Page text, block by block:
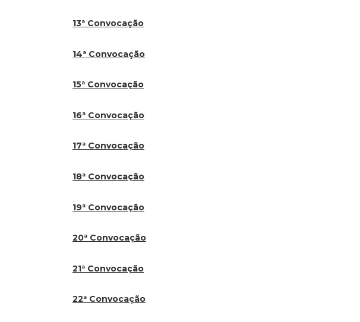
13ª Convocação
14ª Convocação
15ª Convocação
16ª Convocação
17ª Convocação
18ª Convocação
19ª Convocação
20ª Convocação
21ª Convocação
22ª Convocação